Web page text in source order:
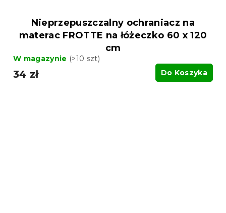
Nieprzepuszczalny ochraniacz na
materac FROTTE na łóżeczko 60 x 120
cm
W magazynie (>10 szt)
34 zł Do Koszyka